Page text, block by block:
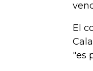
El
"es